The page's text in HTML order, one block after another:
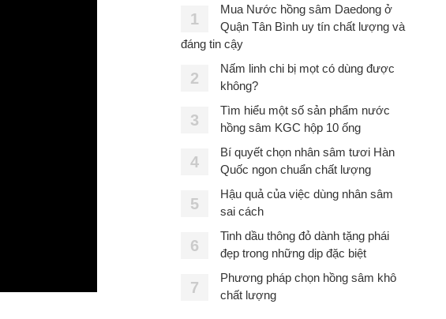
1
Mua Nước hồng sâm Daedong ở
Quận Tân Bình uy tín chất lượng và
đáng tin cậy
2
Nấm linh chi bị mọt có dùng được
không?
3
Tìm hiểu một số sản phẩm nước
hồng sâm KGC hộp 10 ống
4
Bí quyết chọn nhân sâm tươi Hàn
Quốc ngon chuẩn chất lượng
5
Hậu quả của việc dùng nhân sâm
sai cách
6
Tinh dầu thông đỏ dành tặng phái
đẹp trong những dịp đặc biệt
7
Phương pháp chọn hồng sâm khô
chất lượng